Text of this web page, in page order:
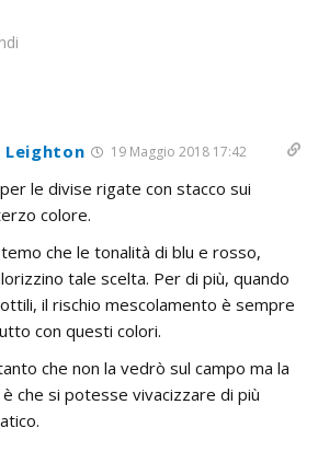
Leighton 19 Maggio 2018 17:42
le divise rigate con stacco sui
colore.
che le tonalità di blu e rosso,
tale scelta. Per di più, quando
il rischio mescolamento è sempre
con questi colori.
che non la vedrò sul campo ma la
che si potesse vivacizzare di più